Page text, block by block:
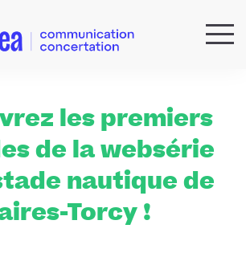
les premiers
de la websérie
nautique de
Torcy !